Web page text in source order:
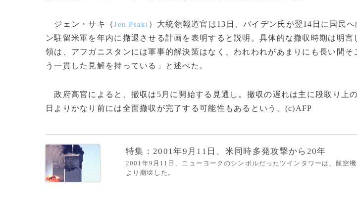
ジェン・サキ（Jen Psaki ）大統領報道官は13日、バイデン氏が翌14日に国民
ン駐留米軍を年内に撤退させる計画を表明すると説明。具体的な撤収時期は明言
領は、アフガニスタンには軍事的解決策はなく、われわれがあまりにも長い間そ
う一貫した見解を持っている」と述べた。
政府高官によると、撤収は5月に開始する見通し。撤収の遅れは主に段取り上
日よりかなり前には全面撤収が完了する可能性もあるという。(c)AFP
特集：2001年9月11日、米同時多発攻撃から20年
2001年9月11日、ニューヨークのシンボルだったツインタワーは、航空
より崩壊した。